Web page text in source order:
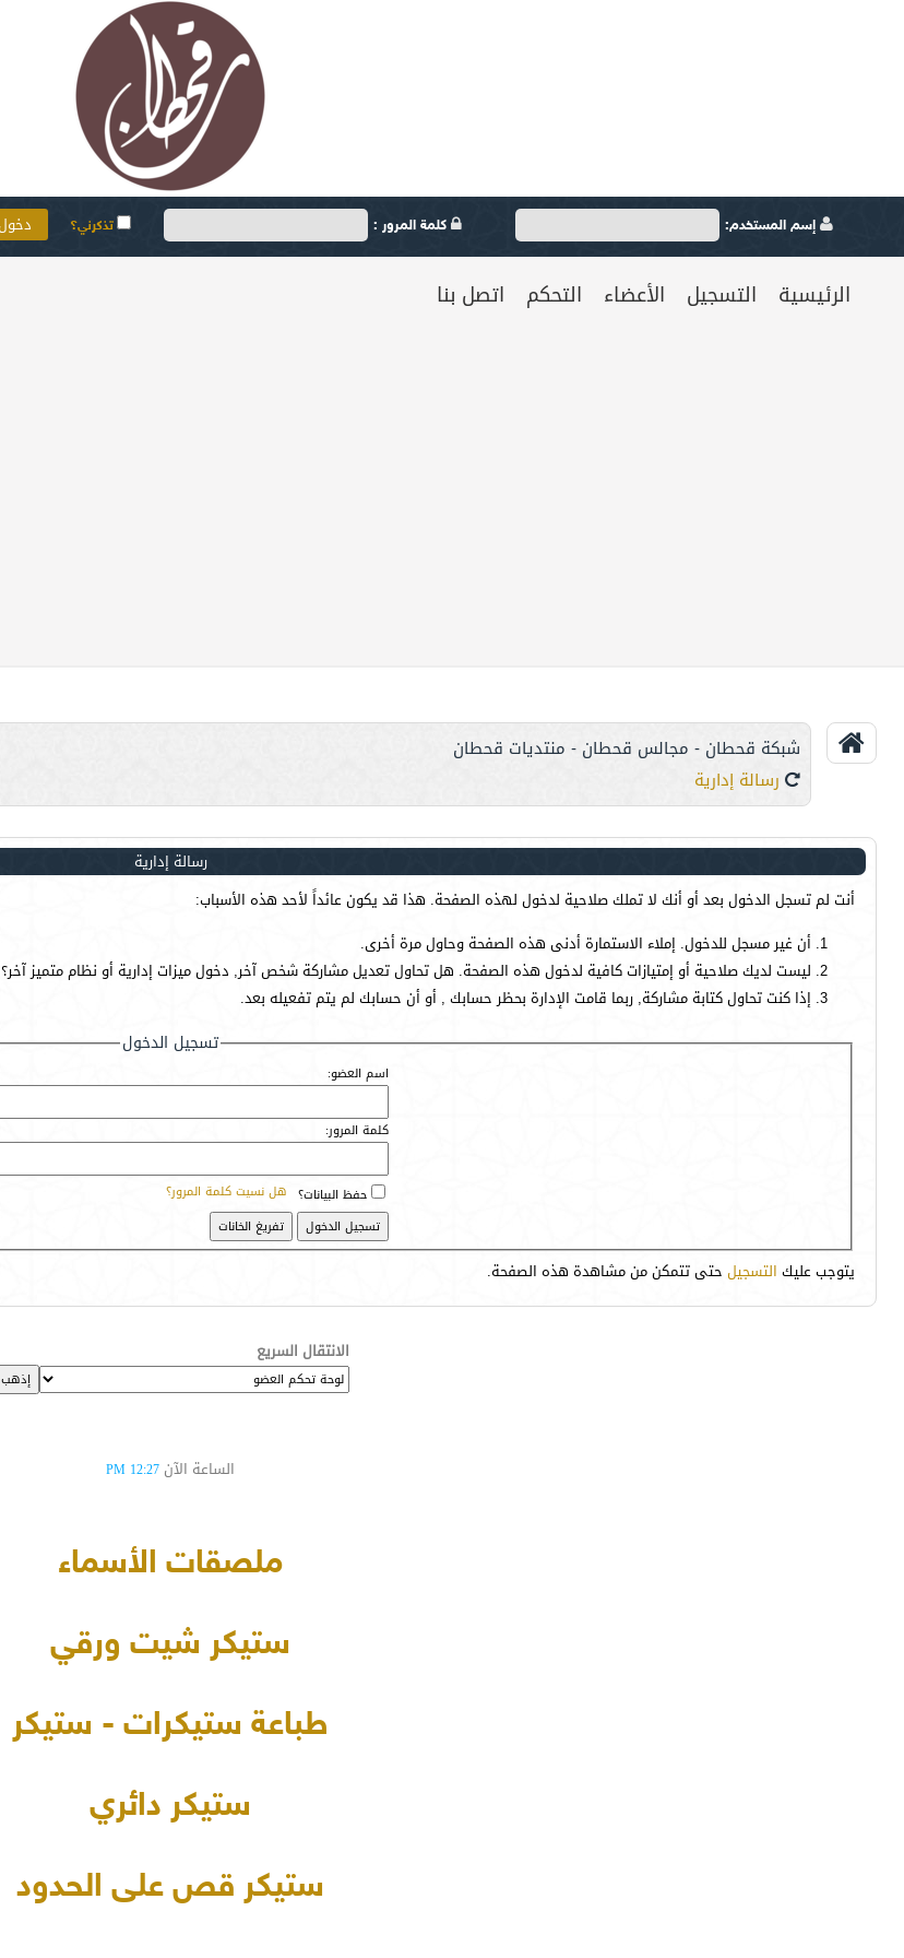
إسم المستخدم: كلمة المرور : تذكرني؟
الرئيسية التسجيل الأعضاء التحكم اتصل بنا
شبكة قحطان - مجالس قحطان - منتديات قحطان
رسالة إدارية
رسالة إدارية
أنت لم تسجل الدخول بعد أو أنك لا تملك صلاحية لدخول لهذه الصفحة. هذا قد يكون عائداً لأحد هذه الأسباب:
أن غير مسجل للدخول. إملاء الاستمارة أدنى هذه الصفحة وحاول مرة أخرى.
ليست لديك صلاحية أو إمتيازات كافية لدخول هذه الصفحة. هل تحاول تعديل مشاركة شخص آخر, دخول ميزات إدارية أو نظام متميز آخر؟
إذا كنت تحاول كتابة مشاركة, ربما قامت الإدارة بحظر حسابك , أو أن حسابك لم يتم تفعيله بعد.
تسجيل الدخول
اسم العضو:
كلمة المرور:
هل نسيت كلمة المرور؟ حفظ البيانات؟
يتوجب عليك التسجيل حتى تتمكن من مشاهدة هذه الصفحة.
الانتقال السريع
الساعة الآن 12:27 PM
ملصقات الأسماء
ستيكر شيت ورقي
طباعة ستيكرات - ستيكر
ستيكر دائري
ستيكر قص على الحدود